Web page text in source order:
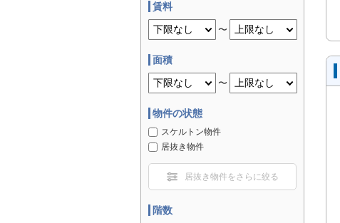
賃料
〜
面積
〜
物件の状態
スケルトン物件
居抜き物件
居抜き物件をさらに絞る
階数